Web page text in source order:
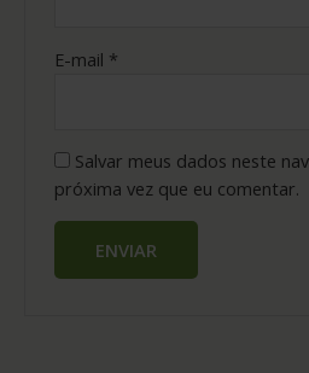
E-mail *
Salvar meus dados neste
próxima vez que eu comentar.